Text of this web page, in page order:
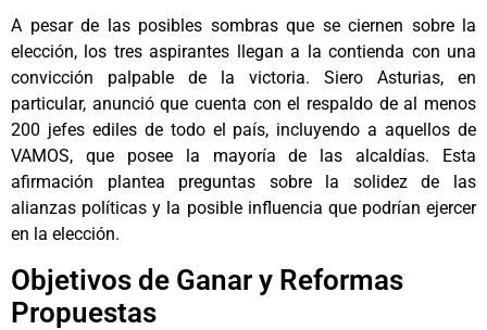
A pesar de las posibles sombras que se ciernen sobre la
elección, los tres aspirantes llegan a la contienda con una
convicción palpable de la victoria. Siero Asturias, en
particular, anunció que cuenta con el respaldo de al menos
200 jefes ediles de todo el país, incluyendo a aquellos de
VAMOS, que posee la mayoría de las alcaldías. Esta
afirmación plantea preguntas sobre la solidez de las
alianzas políticas y la posible influencia que podrían ejercer
en la elección.
Objetivos de Ganar y Reformas
Propuestas